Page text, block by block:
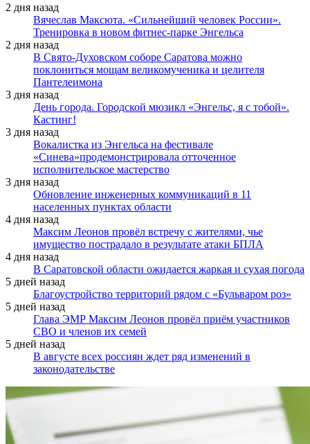
2 дня назад
Вячеслав Максюта. «Сильнейший человек России».
Тренировка в новом фитнес-парке Энгельса
2 дня назад
В Свято-Духовском соборе Саратова можно
поклониться мощам великомученика и целителя
Пантелеимона
3 дня назад
День города. Городской мюзикл «Энгельс, я с тобой».
Кастинг!
3 дня назад
Вокалистка из Энгельса на фестивале
«Синева»продемонстрировала отточенное
исполнительское мастерство
3 дня назад
Обновление инженерных коммуникаций в 11
населенных пунктах области
4 дня назад
Максим Леонов провёл встречу с жителями, чье
имущество пострадало в результате атаки БПЛА
4 дня назад
В Саратовской области ожидается жаркая и сухая погода
5 дней назад
Благоустройство территорий рядом с «Бульваром роз»
5 дней назад
Глава ЭМР Максим Леонов провёл приём участников
СВО и членов их семей
5 дней назад
В августе всех россиян ждет ряд изменений в
законодательстве